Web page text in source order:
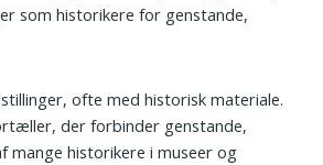
som historikere for genstande,
ofte med historisk materiale.
der forbinder genstande,
historikere i museer og